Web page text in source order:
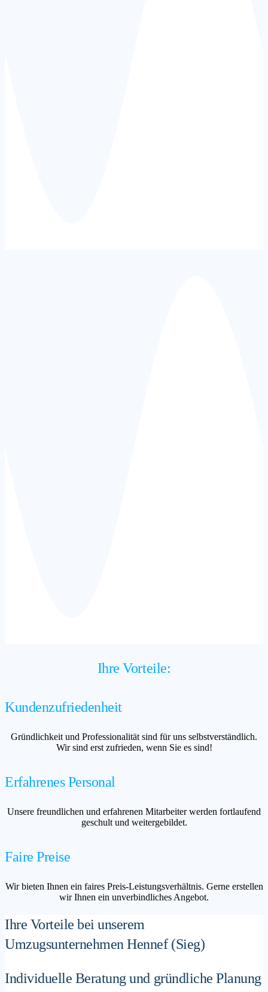
Ihre Vorteile:
Kundenzufriedenheit
Gründlichkeit und Professionalität sind für uns selbstverständlich.
Wir sind erst zufrieden, wenn Sie es sind!
Erfahrenes Personal
Unsere freundlichen und erfahrenen Mitarbeiter werden fortlaufend
geschult und weitergebildet.
Faire Preise
Wir bieten Ihnen ein faires Preis-Leistungsverhältnis. Gerne erstellen
wir Ihnen ein unverbindliches Angebot.
Ihre Vorteile bei unserem
Umzugsunternehmen Hennef (Sieg)
Individuelle Beratung und gründliche Planung